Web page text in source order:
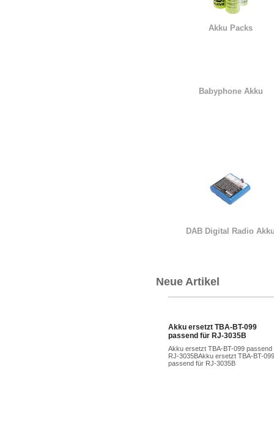
Akku Packs
Babyphone Akku
DAB Digital Radio
Neue Artikel
Akku ersetzt TBA-BT-099
passend für RJ-3035B
Akku ersetzt TBA-BT-099 passend
RJ-3035BAkku ersetzt TBA-BT-099
passend für RJ-3035B